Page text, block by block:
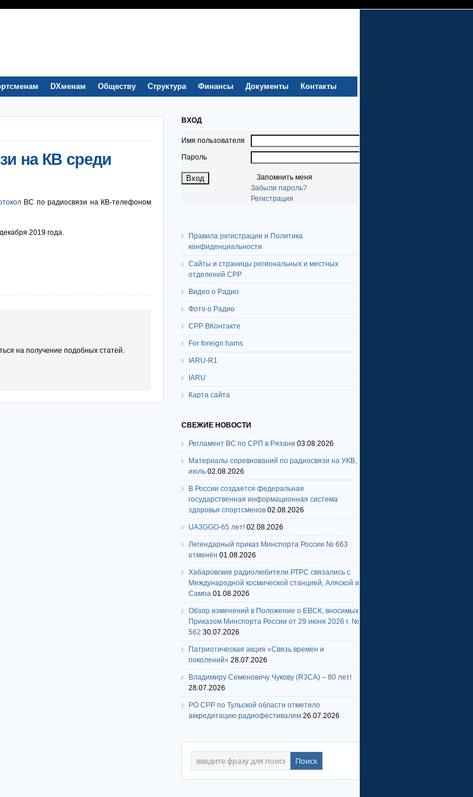
DXменам Обществу Структура Финансы Документы Контакты
на КВ среди
ВС по радиосвязи на КВ-телефоном
2019 года.
на получение подобных статей.
ВХОД
Имя пользователя
Пароль
Запомнить меня
Забыли пароль?
Регистрация
Правила регистрации и Политика
конфиденциальности
Сайты и страницы региональных и местных
отделений СРР
Видео о Радио
Фото о Радио
СРР ВКонтакте
For foreign hams
IARU-R1
IARU
Карта сайта
СВЕЖИЕ НОВОСТИ
Регламент ВС по СРП в Рязани 03.08.2026
Материалы соревнований по радиосвязи на УКВ,
июль 02.08.2026
В России создается федеральная
государственная информационная система
здоровья спортсменов 02.08.2026
UA3GGO-65 лет! 02.08.2026
Легендарный приказ Минспорта России № 663
отменён 01.08.2026
Хабаровские радиолюбители РТРС связались с
Международной космической станцией, Аляской и
Самоа 01.08.2026
Обзор изменений в Положение о ЕВСК, вносимых
Приказом Минспорта России от 29 июня 2026 г. №
562 30.07.2026
Патриотическая акция «Связь времен и
поколений» 28.07.2026
Владимиру Семеновичу Чукову (R3CA) – 80 лет!
28.07.2026
РО СРР по Тульской области отметило
аккредитацию радиофестивалем 26.07.2026